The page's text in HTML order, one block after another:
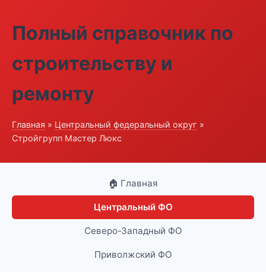
Полный справочник по
строительству и
ремонту
Главная » Центральный федеральный округ »
Стройгрупп Мастер Люкс
🏠 Главная
Центральный ФО
Северо-Западный ФО
Приволжский ФО